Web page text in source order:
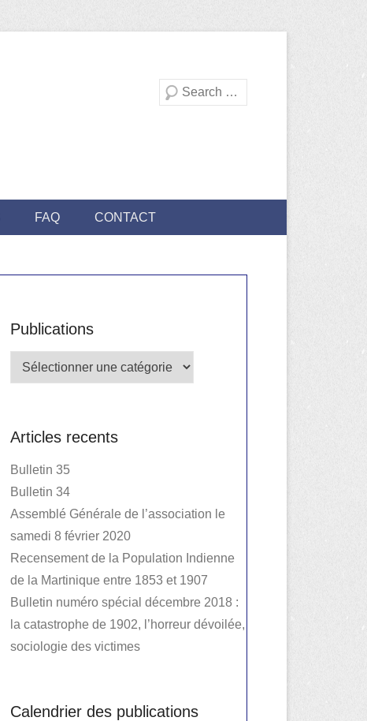
Recherche
FAQ CONTACT
Publications
Publications
Articles recents
Bulletin 35
Bulletin 34
Assemblé Générale de l’association le
samedi 8 février 2020
Recensement de la Population Indienne
de la Martinique entre 1853 et 1907
Bulletin numéro spécial décembre 2018 :
la catastrophe de 1902, l’horreur dévoilée,
sociologie des victimes
Calendrier des publications